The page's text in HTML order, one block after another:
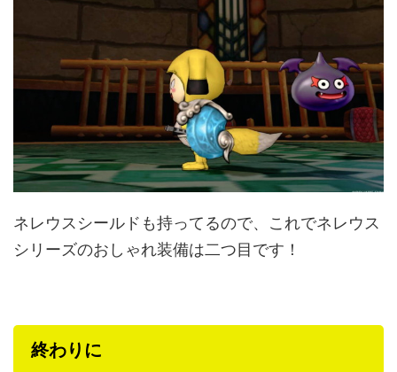
ネレウスシールドも持ってるので、これでネレウス
シリーズのおしゃれ装備は二つ目です！
終わりに